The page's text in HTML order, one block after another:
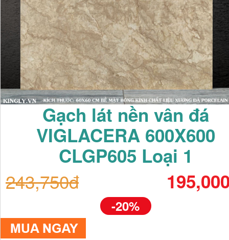
Gạch lát nền vân đá
VIGLACERA 600X600
CLGP605 Loại 1
243,750đ
-20%